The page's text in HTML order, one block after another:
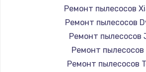
Ремонт пылесосов
Ремонт пылесосов
Ремонт пылесосов
Ремонт пылесосов
Ремонт пылесосов